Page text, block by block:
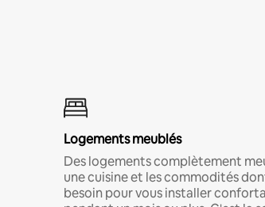
Logements meublés
Des logements complètement
une cuisine et les commodités
besoin pour vous installer